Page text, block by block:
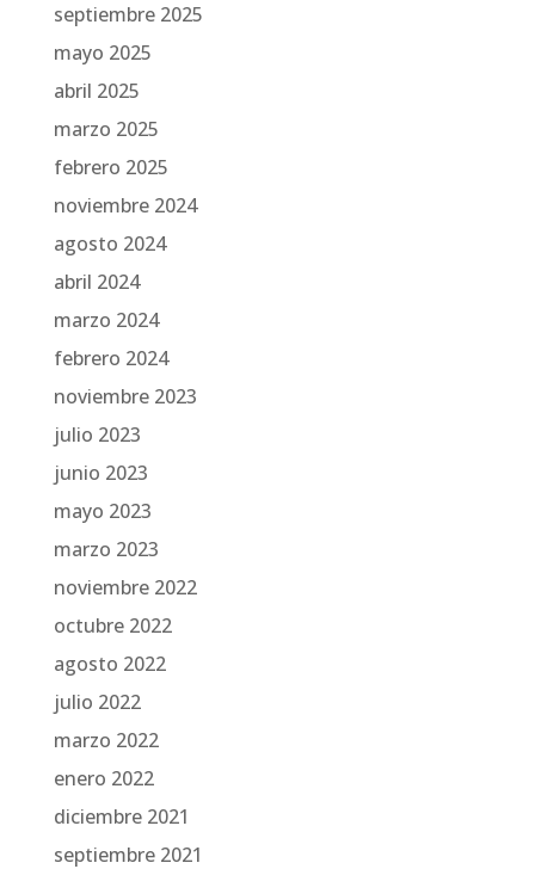
septiembre 2025
mayo 2025
abril 2025
marzo 2025
febrero 2025
noviembre 2024
agosto 2024
abril 2024
marzo 2024
febrero 2024
noviembre 2023
julio 2023
junio 2023
mayo 2023
marzo 2023
noviembre 2022
octubre 2022
agosto 2022
julio 2022
marzo 2022
enero 2022
diciembre 2021
septiembre 2021